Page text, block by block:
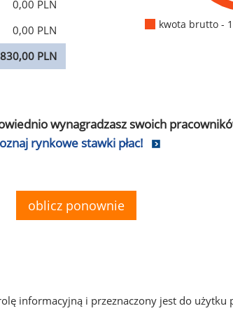
0,00 PLN
0,00 PLN
PLN
kwota brutto -
wynagradzasz swoich
rynkowe stawki płac!
oblicz ponownie
informacyjną i przeznaczony jest do użytku